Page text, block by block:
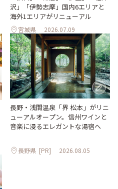
沢」「伊勢志摩」国内6エリアと
海外1エリアがリニューアル
宮城県 2026.07.09
長野・浅間温泉「界 松本」がリニ
ューアルオープン。信州ワインと
音楽に浸るエレガントな湯宿へ
長野県 [PR] 2026.08.05